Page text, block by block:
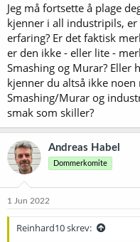
Jeg må fortsette å plage
kjenner i all industripils,
erfaring? Er det faktisk
er den ikke - eller lite -
Smashing og Murar? Eller
kjenner du altså ikke
Smashing/Murar og
smak som skiller?
Andreas Habel
Dommerkomite
1 Jun 2022
Reinhard10 skrev: